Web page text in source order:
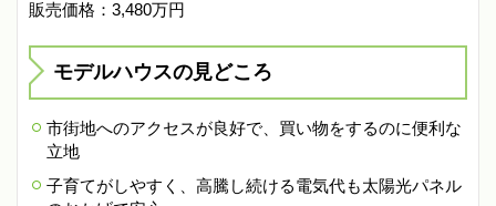
販売価格：3,480万円
モデルハウスの見どころ
市街地へのアクセスが良好で、買い物をするのに便利な
立地
子育てがしやすく、高騰し続ける電気代も太陽光パネル